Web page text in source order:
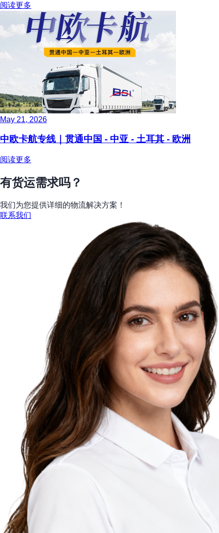
阅读更多
May 21, 2026
中欧卡航专线｜贯通中国 - 中亚 - 土耳其 - 欧洲
阅读更多
有货运需求吗？
我们为您提供详细的物流解决方案！
联系我们